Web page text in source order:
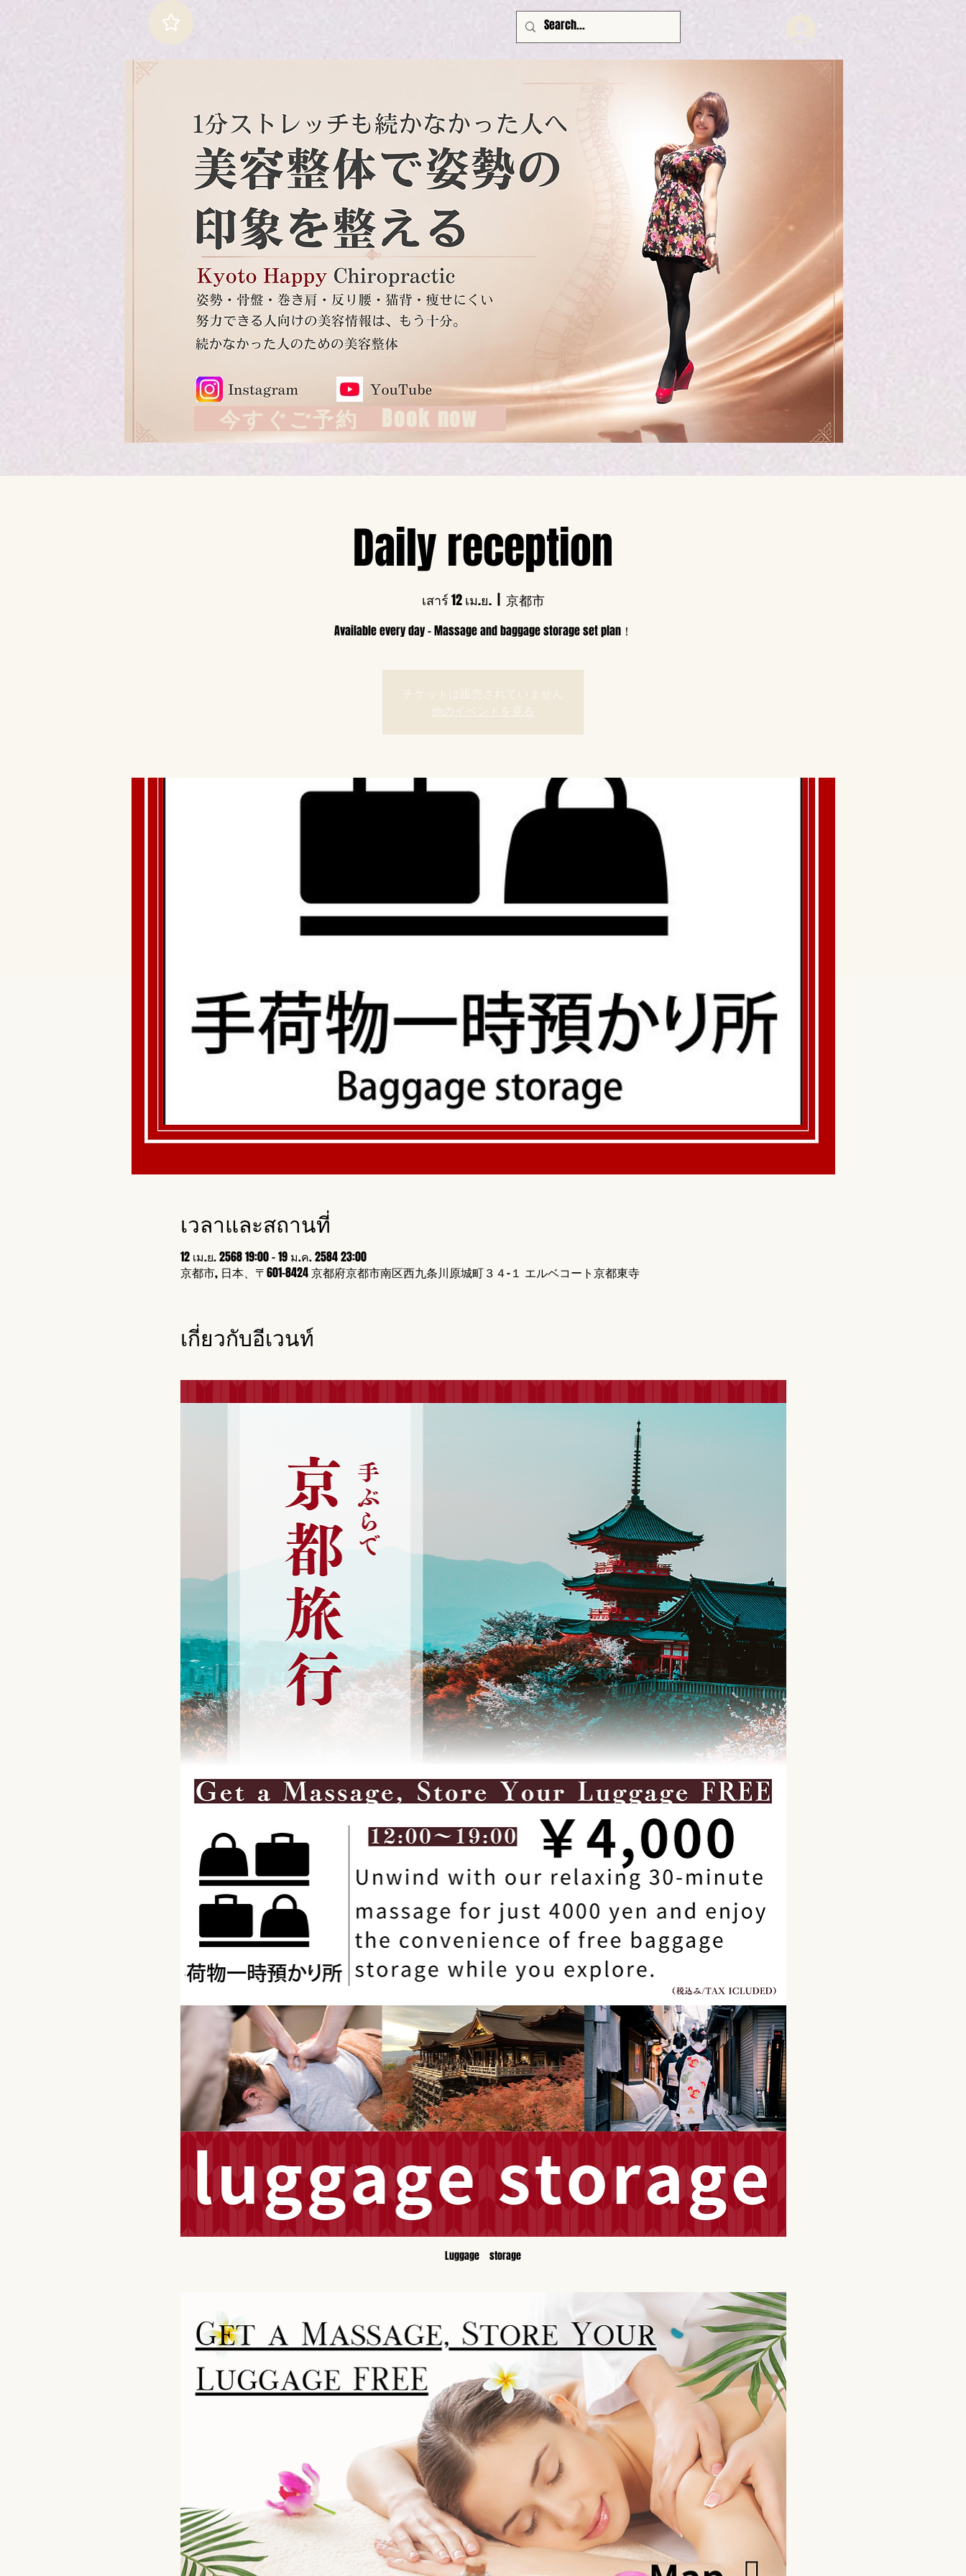
今すぐご予約 Book now
Daily reception
เสาร์ 12 เม.ย.
  |
京都市
Available every day - Massage and baggage storage set plan！
チケットは販売されていません
他のイベントを見る
เวลาและสถานที่
12 เม.ย. 2568 19:00 – 19 ม.ค. 2584 23:00
京都市, 日本、〒601-8424 京都府京都市南区西九条川原城町３４−１ エルベコート京都東寺
เกี่ยวกับอีเวนท์
Luggage　storage